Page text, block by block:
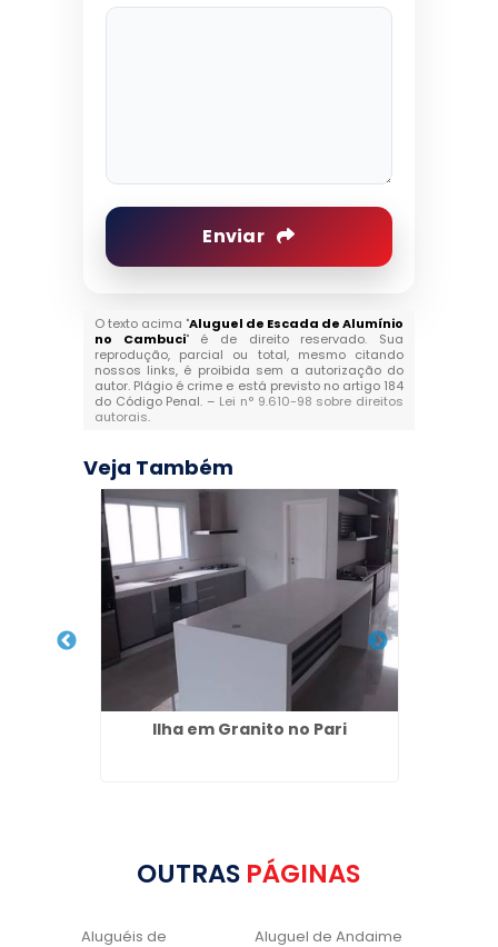
Enviar
O texto acima "Aluguel de Escada de Alumínio
no Cambuci" é de direito reservado. Sua
reprodução, parcial ou total, mesmo citando
nossos links, é proibida sem a autorização do
autor. Plágio é crime e está previsto no artigo 184
do Código Penal. – Lei n° 9.610-98 sobre direitos
autorais.
Veja Também
Ilha em Granito no Pari
OUTRAS PÁGINAS
Aluguéis de
Aluguel de Andaime